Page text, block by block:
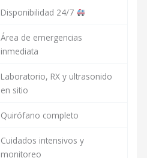
Disponibilidad 24/7
Área de emergencias
inmediata
Laboratorio, RX y ultrasonido
en sitio
Quirófano completo
Cuidados intensivos y
monitoreo